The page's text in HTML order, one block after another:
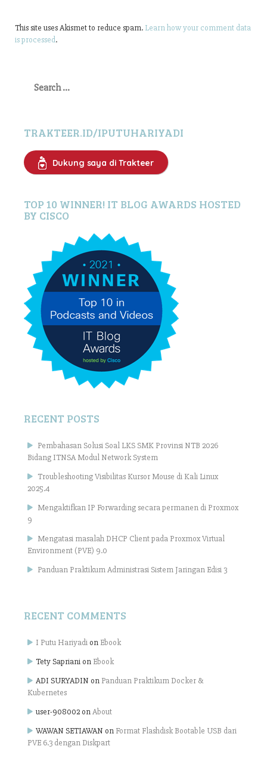
This site uses Akismet to reduce spam. Learn how your comment data
is processed.
for:
TRAKTEER.ID/IPUTUHARIYADI
Dukung saya di Trakteer
TOP 10 WINNER! IT BLOG AWARDS HOSTED
BY CISCO
RECENT POSTS
Pembahasan Solusi Soal LKS SMK Provinsi NTB 2026
Bidang ITNSA Modul Network System
Troubleshooting Visibilitas Kursor Mouse di Kali Linux
2025.4
Mengaktifkan IP Forwarding secara permanen di Proxmox
9
Mengatasi masalah DHCP Client pada Proxmox Virtual
Environment (PVE) 9.0
Panduan Praktikum Administrasi Sistem Jaringan Edisi 3
RECENT COMMENTS
I Putu Hariyadi on Ebook
Tety Sapriani on Ebook
ADI SURYADIN on Panduan Praktikum Docker &
Kubernetes
user-908002 onAbout
WAWAN SETIAWAN on Format Flashdisk Bootable USB dari
PVE 6.3 dengan Diskpart